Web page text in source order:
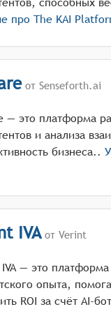
про The KAI
от Senseforth.ai
— это платформа
и анализа
бизнеса..
IVAот Verint
— это
опыта,
ROI за счёт AI-